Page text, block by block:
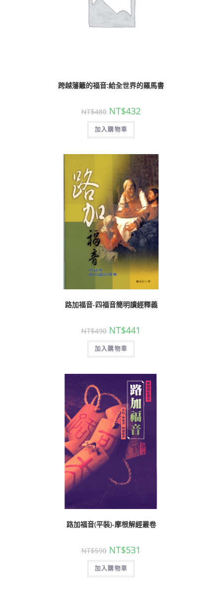
跨越藩籬的福音:給全世界的羅馬書
NT$480 NT$432
加入購物車
路加福音-四福音簡明讀經釋義
NT$490 NT$441
加入購物車
路加福音(平裝)-摩根解經叢卷
NT$590 NT$531
加入購物車